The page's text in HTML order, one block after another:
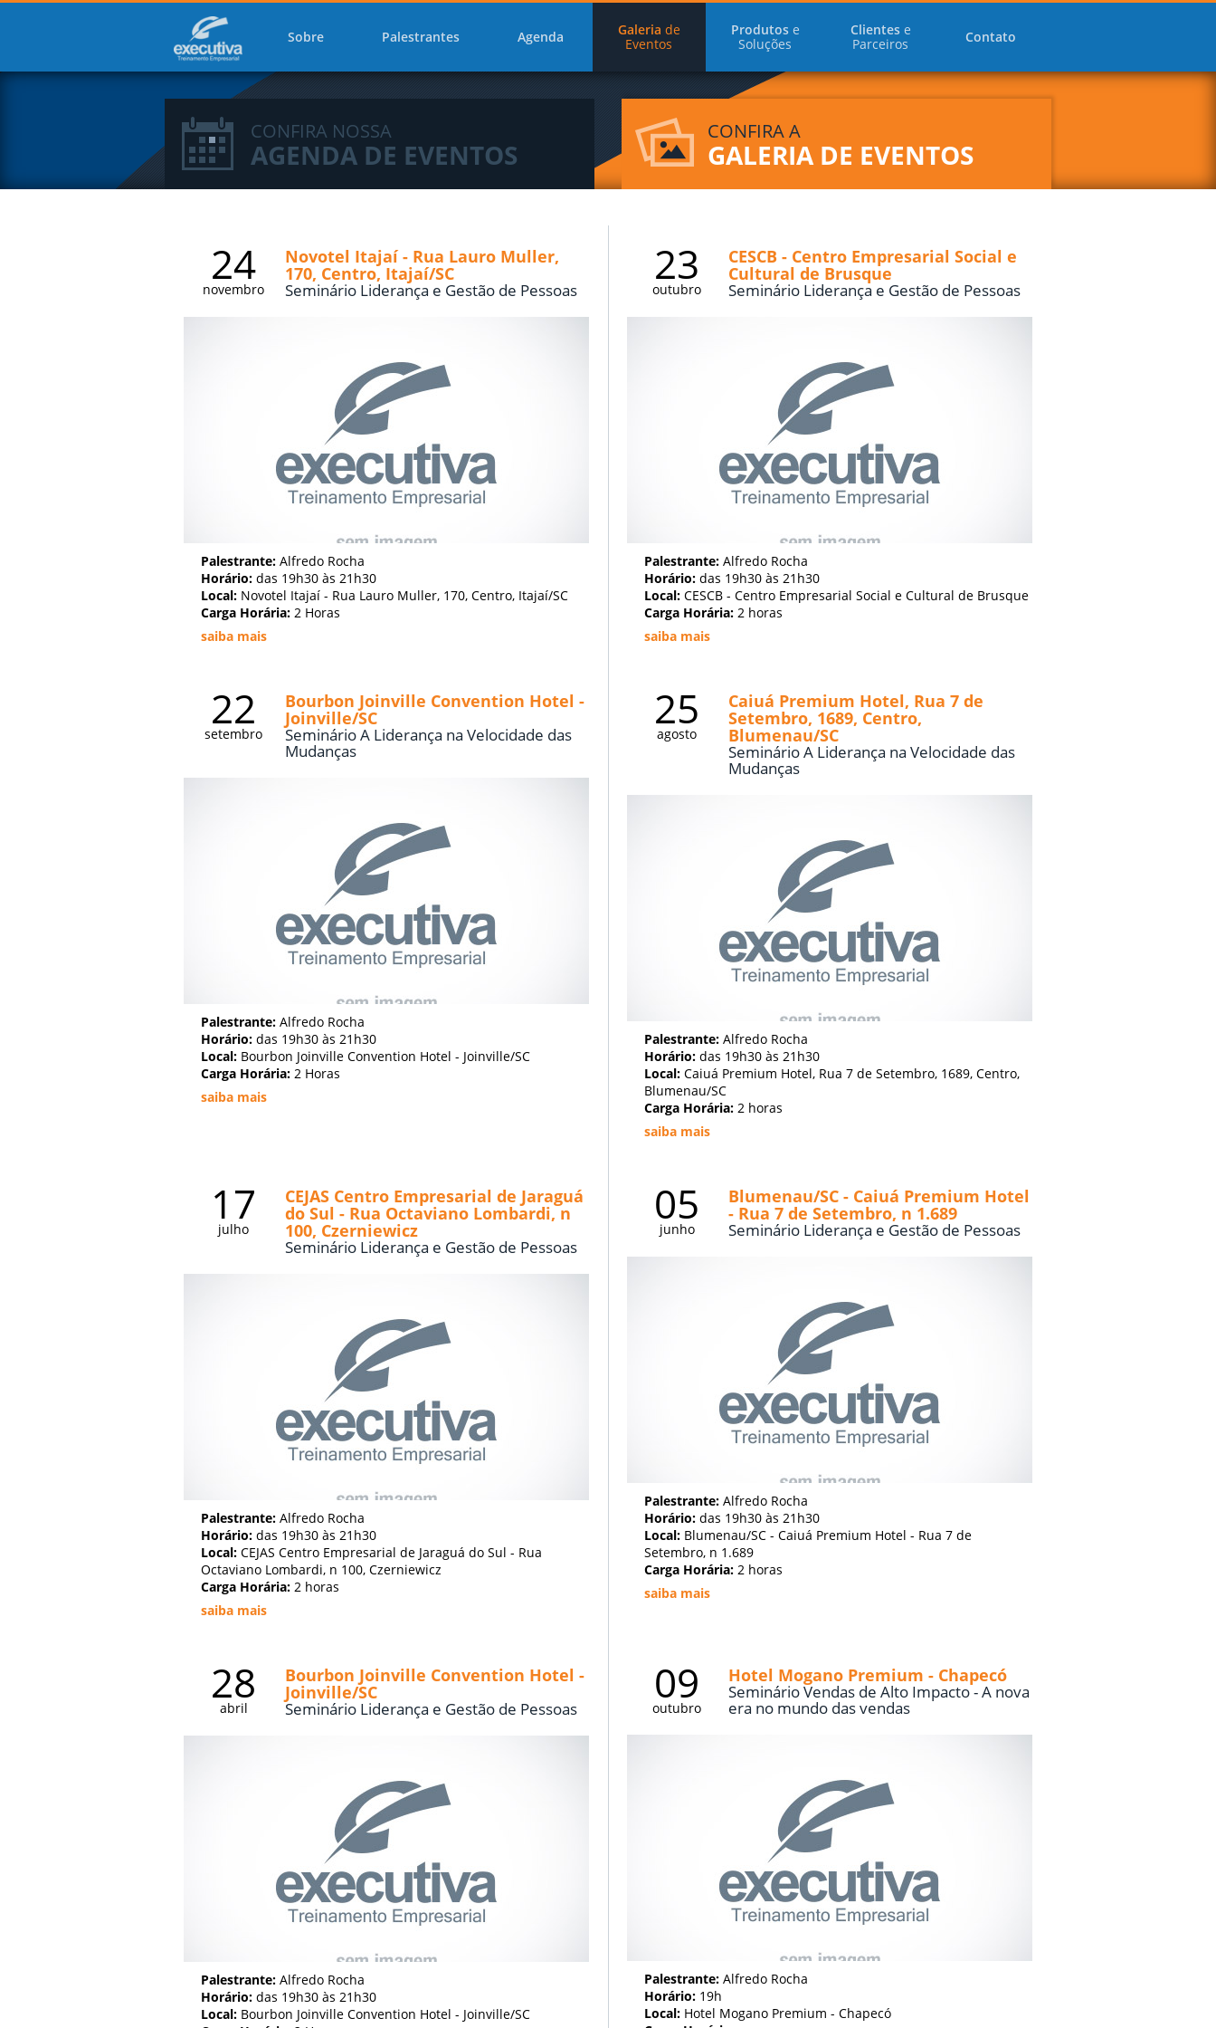
Sobre Palestrantes Agenda Galeria de
Eventos
Produtos e
Soluções
Clientes e
Parceiros
Contato
CONFIRA NOSSA
AGENDA DE EVENTOS
CONFIRA A
GALERIA DE EVENTOS
24
novembro
Novotel Itajaí - Rua Lauro Muller,
170, Centro, Itajaí/SC
Seminário Liderança e Gestão de Pessoas
Palestrante: Alfredo Rocha
Horário: das 19h30 às 21h30
Local: Novotel Itajaí - Rua Lauro Muller, 170, Centro, Itajaí/SC
Carga Horária: 2 Horas
saiba mais
23
outubro
CESCB - Centro Empresarial Social e
Cultural de Brusque
Seminário Liderança e Gestão de Pessoas
Palestrante: Alfredo Rocha
Horário: das 19h30 às 21h30
Local: CESCB - Centro Empresarial Social e Cultural de Brusque
Carga Horária: 2 horas
saiba mais
22
setembro
Bourbon Joinville Convention Hotel -
Joinville/SC
Seminário A Liderança na Velocidade das
Mudanças
Palestrante: Alfredo Rocha
Horário: das 19h30 às 21h30
Local: Bourbon Joinville Convention Hotel - Joinville/SC
Carga Horária: 2 Horas
saiba mais
25
agosto
Caiuá Premium Hotel, Rua 7 de
Setembro, 1689, Centro,
Blumenau/SC
Seminário A Liderança na Velocidade das
Mudanças
Palestrante: Alfredo Rocha
Horário: das 19h30 às 21h30
Local: Caiuá Premium Hotel, Rua 7 de Setembro, 1689, Centro,
Blumenau/SC
Carga Horária: 2 horas
saiba mais
17
julho
CEJAS Centro Empresarial de Jaraguá
do Sul - Rua Octaviano Lombardi, n
100, Czerniewicz
Seminário Liderança e Gestão de Pessoas
Palestrante: Alfredo Rocha
Horário: das 19h30 às 21h30
Local: CEJAS Centro Empresarial de Jaraguá do Sul - Rua
Octaviano Lombardi, n 100, Czerniewicz
Carga Horária: 2 horas
saiba mais
05
junho
Blumenau/SC - Caiuá Premium Hotel
- Rua 7 de Setembro, n 1.689
Seminário Liderança e Gestão de Pessoas
Palestrante: Alfredo Rocha
Horário: das 19h30 às 21h30
Local: Blumenau/SC - Caiuá Premium Hotel - Rua 7 de
Setembro, n 1.689
Carga Horária: 2 horas
saiba mais
28
abril
Bourbon Joinville Convention Hotel -
Joinville/SC
Seminário Liderança e Gestão de Pessoas
Palestrante: Alfredo Rocha
Horário: das 19h30 às 21h30
Local: Bourbon Joinville Convention Hotel - Joinville/SC
09
outubro
Hotel Mogano Premium - Chapecó
Seminário Vendas de Alto Impacto - A nova
era no mundo das vendas
Palestrante: Alfredo Rocha
Horário: 19h
Local: Hotel Mogano Premium - Chapecó